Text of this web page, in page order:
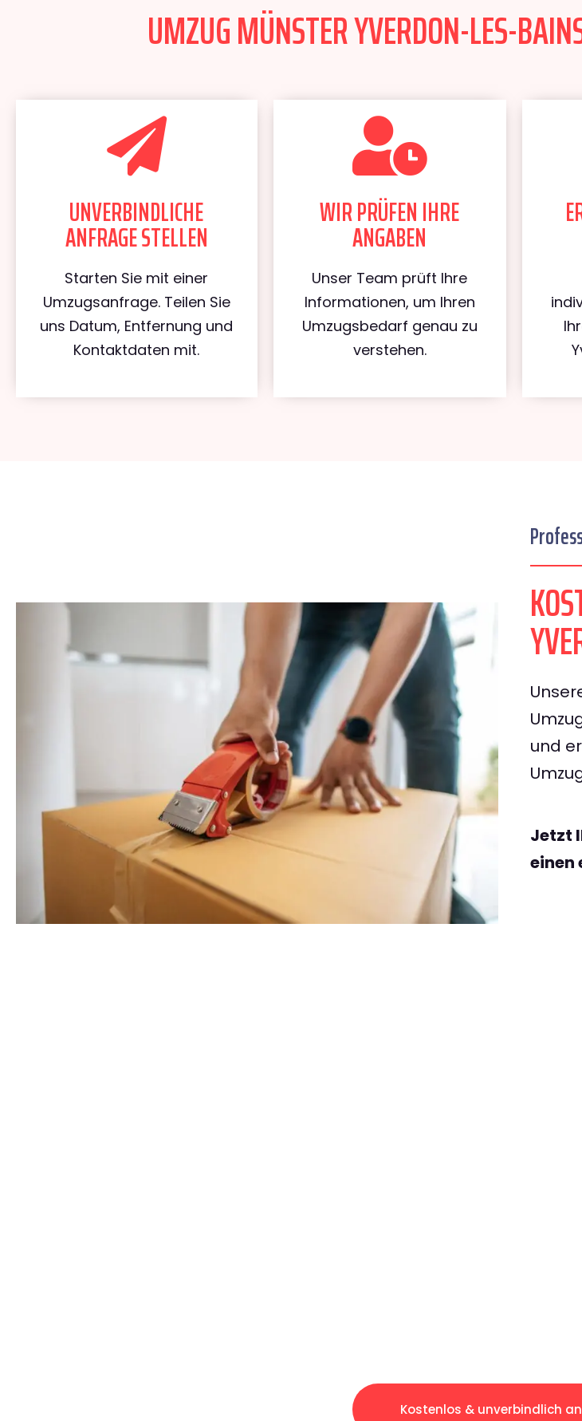
UMZUG MÜNSTER YVERDON-LES-
UNVERBINDLICHE
ANFRAGE STELLEN
Starten Sie mit einer
Umzugsanfrage. Teilen Sie
uns Datum, Entfernung und
Kontaktdaten mit.
WIR PRÜFEN IHRE
ANGABEN
Unser Team prüft Ihre
Informationen, um Ihren
Umzugsbedarf genau zu
verstehen.
und
Jetzt
einen
Kostenlos & unverbindlich